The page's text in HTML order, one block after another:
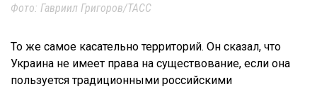
Фото: Гавриил Григоров/ТАСС
То же самое касательно территорий. Он сказал, что
Украина не имеет права на существование, если она
пользуется традиционными российскими